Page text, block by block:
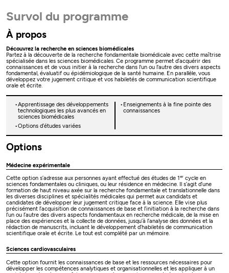
Survol du programme
À propos
Découvrez la recherche en sciences biomédicales
Partez à la découverte de la recherche fondamentale biomédicale avec cette maîtrise
spécialisée dans les sciences biomédicales. Ce programme permet d’acquérir des
connaissances et de vous initier à la recherche dans l'un ou l'autre des divers aspects
fondamental, évaluatif ou épidémiologique de la santé humaine. En parallèle, vous
développez votre jugement critique et vos habiletés de communication scientifique
orale et écrite.
Apprentissage des développements
technologiques les plus avancés en
sciences biomédicales
Enseignements à la fine pointe des
connaissances
Options d’études variées
Options
Médecine expérimentale
Cette option s’adresse aux personnes ayant effectué des études de 1er cycle en
sciences fondamentales ou cliniques, ou leur résidence en médecine. Il s’agit d’une
formation de haut niveau axée sur la recherche fondamentale et translationnelle dans
les diverses disciplines et spécialités médicales qui permet aux candidats et
candidates de développer leur jugement critique face à la science. Elle vise plus
précisément l’acquisition de connaissances de base et l’initiation à la recherche dans
l’un ou l’autre des divers aspects fondamentaux en recherche médicale, de la mise en
place des expériences et la collecte de données, jusqu’à l’analyse des données et la
rédaction de manuscrits, incluant le développement d’habiletés de communication
scientifique orale et écrite. Le tout est complété par un mémoire.
Sciences cardiovasculaires
Cette option fournit les connaissances de base et les ressources nécessaires pour
développer les compétences analytiques et organisationnelles et les appliquer à un